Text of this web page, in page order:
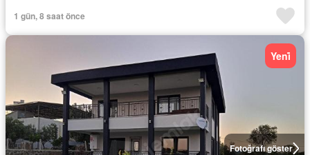
1 gün, 8 saat önce
Fotoğrafı göster
Yeni̇